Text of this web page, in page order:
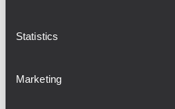
Statistics
Marketing
Das Gehäuse besteht
ist aus
Flugpunkten